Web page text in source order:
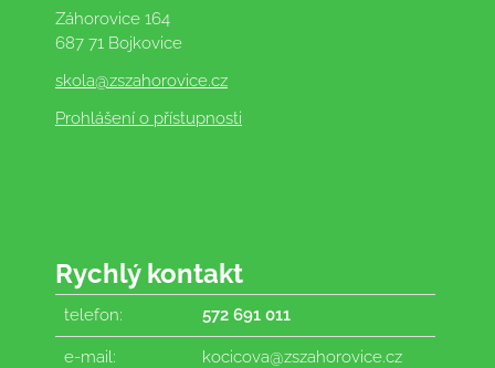
Záhorovice 164
687 71 Bojkovice
skola@zszahorovice.cz
Prohlášení o přístupnosti
Rychlý kontakt
telefon: 572 691 011
e-mail: kocicova@zszahorovice.cz